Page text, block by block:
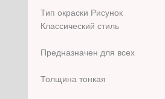
Тип окраски Рисунок
Классический стиль
Предназначен для всех
Толщина тонкая